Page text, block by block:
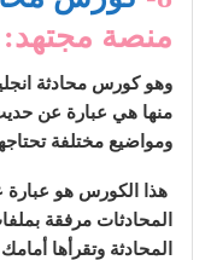
منصة مجتهد:
منها هي عبارة عن
ومواضيع مختلفة
المحادثة وتقرأها